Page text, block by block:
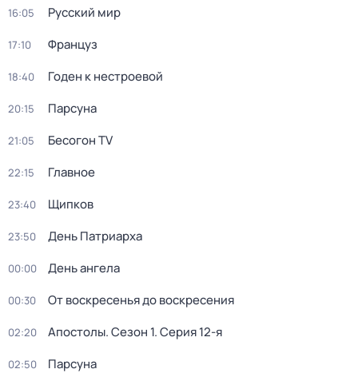
16:05 Русский мир
17:10 Француз
18:40 Годен к нестроевой
20:15 Парсуна
21:05 Бесогон TV
22:15 Главное
23:40 Щипков
23:50 День Патриарха
00:00 День ангела
00:30 От воскресенья до воскресения
02:20 Апостолы. Сезон 1. Серия 12-я
02:50 Парсуна